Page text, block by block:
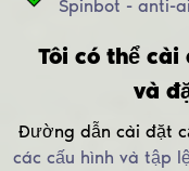
Spinbot - anti-
Tôi có thể cài
và
Đường dẫn cài đặt
các cấu hình và tập